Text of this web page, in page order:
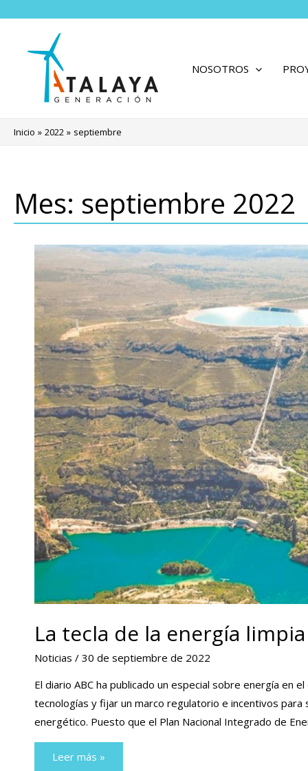
NOSOTROS
Inicio 2022 septiembre
Mes: septiembre 2022
La tecla de la energía
Noticias / 30 de septiembre de 2022
El diario ABC ha publicado un especial sobre energía en
tecnologías y fijar un marco regulatorio e incentivos
energético. Puesto que el Plan Nacional Integrado de
La
Leer más »